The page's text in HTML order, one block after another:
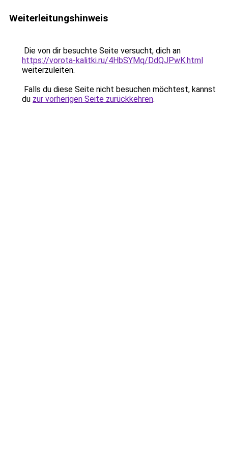
Weiterleitungshinweis
Die von dir besuchte Seite versucht, dich an
https://vorota-kalitki.ru/4HbSYMq/DdQJPwK.html
weiterzuleiten.
Falls du diese Seite nicht besuchen möchtest, kannst
du zur vorherigen Seite zurückkehren.